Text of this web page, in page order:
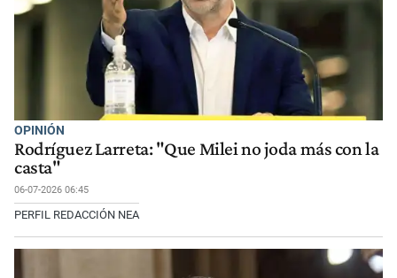
OPINIÓN
Rodríguez Larreta: "Que Milei no joda más con la
casta"
06-07-2026 06:45
PERFIL REDACCIÓN NEA